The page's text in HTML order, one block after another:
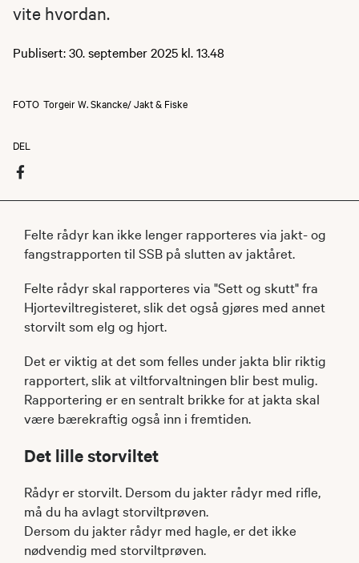
vite hvordan.
Publisert: 30. september 2025 kl. 13.48
FOTO Torgeir W. Skancke/ Jakt & Fiske
DEL
Felte rådyr kan ikke lenger rapporteres via jakt- og
fangstrapporten til SSB på slutten av jaktåret.
Felte rådyr skal rapporteres via "Sett og skutt" fra
Hjorteviltregisteret, slik det også gjøres med annet
storvilt som elg og hjort.
Det er viktig at det som felles under jakta blir riktig
rapportert, slik at viltforvaltningen blir best mulig.
Rapportering er en sentralt brikke for at jakta skal
være bærekraftig også inn i fremtiden.
Det lille storviltet
Rådyr er storvilt. Dersom du jakter rådyr med rifle,
må du ha avlagt storviltprøven.
Dersom du jakter rådyr med hagle, er det ikke
nødvendig med storviltprøven.